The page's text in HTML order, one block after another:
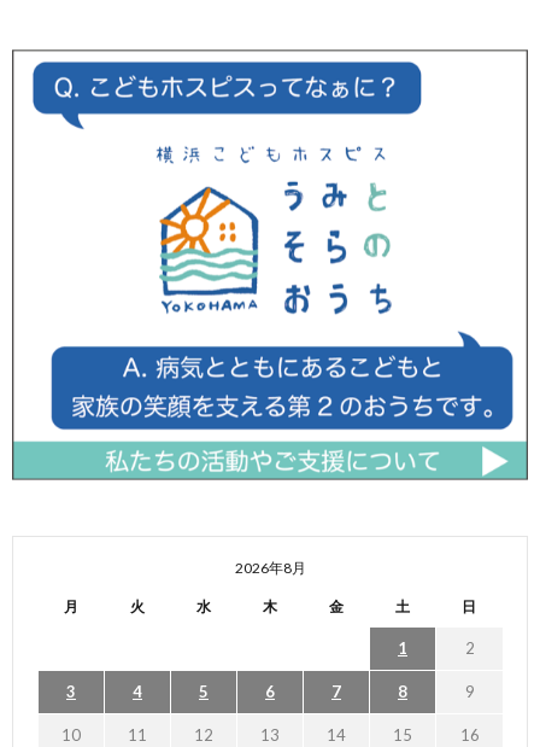
2026年8月
月 火 水 木 金 土 日
1 2
3 4 5 6 7 8 9
10 11 12 13 14 15 16